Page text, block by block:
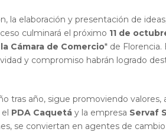
la elaboración y presentación de
culminará el próximo 11 de
Cámara de Comercio* de
y compromiso habrán logrado
tras año, sigue promoviendo
PDA Caquetá y la empresa Servaf
se conviertan en agentes de